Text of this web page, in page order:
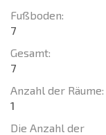
Fußboden:
7
Gesamt:
7
Anzahl der Räume:
1
Die Anzahl der